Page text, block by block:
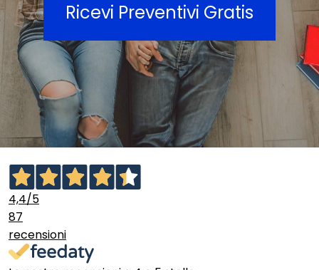
Ricevi Preventivi Gratis
4,4/5
87
recensioni